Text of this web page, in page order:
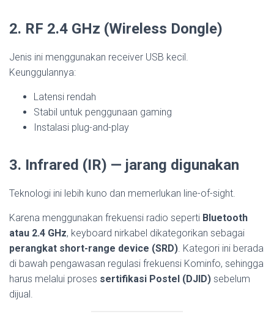
2. RF 2.4 GHz (Wireless Dongle)
Jenis ini menggunakan receiver USB kecil.
Keunggulannya:
Latensi rendah
Stabil untuk penggunaan gaming
Instalasi plug-and-play
3. Infrared (IR) — jarang digunakan
Teknologi ini lebih kuno dan memerlukan line-of-sight.
Karena menggunakan frekuensi radio seperti Bluetooth
atau 2.4 GHz, keyboard nirkabel dikategorikan sebagai
perangkat short-range device (SRD). Kategori ini berada
di bawah pengawasan regulasi frekuensi Kominfo, sehingga
harus melalui proses sertifikasi Postel (DJID) sebelum
dijual.